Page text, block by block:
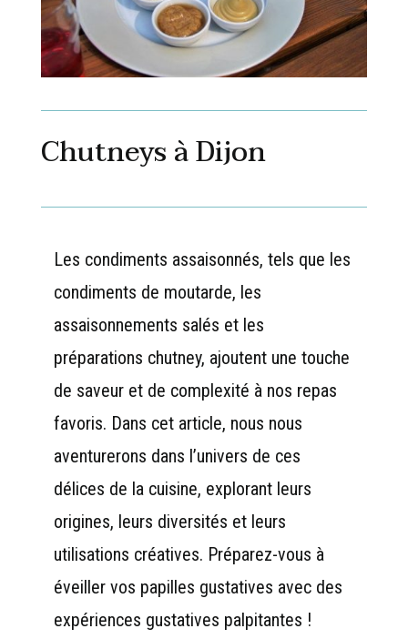
Chutneys à Dijon
Les condiments assaisonnés, tels que les
condiments de moutarde, les
assaisonnements salés et les
préparations chutney, ajoutent une touche
de saveur et de complexité à nos repas
favoris. Dans cet article, nous nous
aventurerons dans l’univers de ces
délices de la cuisine, explorant leurs
origines, leurs diversités et leurs
utilisations créatives. Préparez-vous à
éveiller vos papilles gustatives avec des
expériences gustatives palpitantes !